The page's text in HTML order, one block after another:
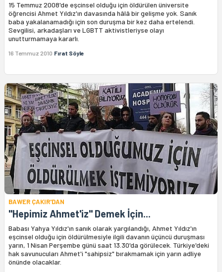
15 Temmuz 2008'de eşcinsel olduğu için öldürülen üniversite
öğrencisi Ahmet Yıldız'ın davasında hâlâ bir gelişme yok. Sanık
baba yakalanamadığı için son duruşma bir kez daha ertelendi.
Sevgilisi, arkadaşları ve LGBTT aktivistleriyse olayı
unutturmamaya kararlı.
16 Temmuz 2010 Fırat Söyle
BAWER ÇAKIR'DAN
"Hepimiz Ahmet'iz" Demek İçin...
Babası Yahya Yıldız'ın sanık olarak yargılandığı, Ahmet Yıldız'ın
eşcinsel olduğu için öldürülmesiyle ilgili davanın üçüncü duruşması
yarın, 1 Nisan Perşembe günü saat 13.30'da görülecek. Türkiye'deki
hak savunucuları Ahmet'i "sahipsiz" bırakmamak için yarın adliye
önünde olacaklar.